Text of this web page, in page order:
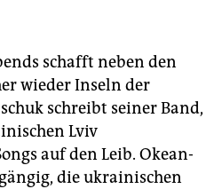
schafft neben den
wieder Inseln der
schreibt seiner Band,
Lviv
auf den Leib. Okean-
die ukrainischen